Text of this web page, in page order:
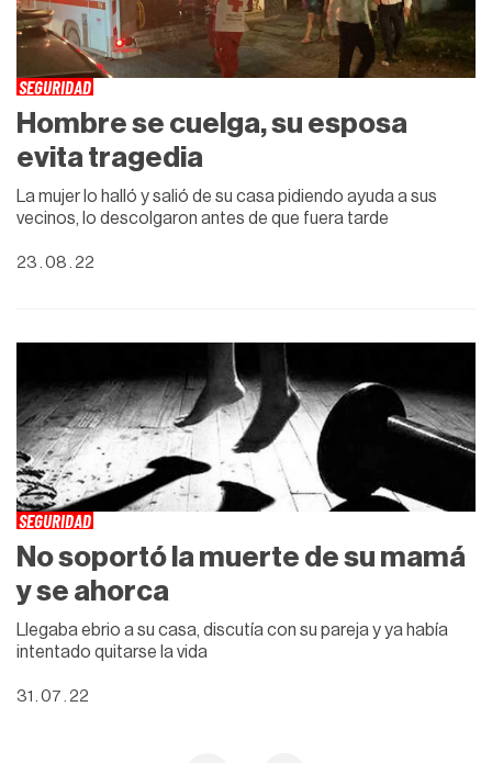
SEGURIDAD
Hombre se cuelga, su esposa
evita tragedia
La mujer lo halló y salió de su casa pidiendo ayuda a sus
vecinos, lo descolgaron antes de que fuera tarde
23 . 08 . 22
SEGURIDAD
No soportó la muerte de su mamá
y se ahorca
Llegaba ebrio a su casa, discutía con su pareja y ya había
intentado quitarse la vida
31 . 07 . 22